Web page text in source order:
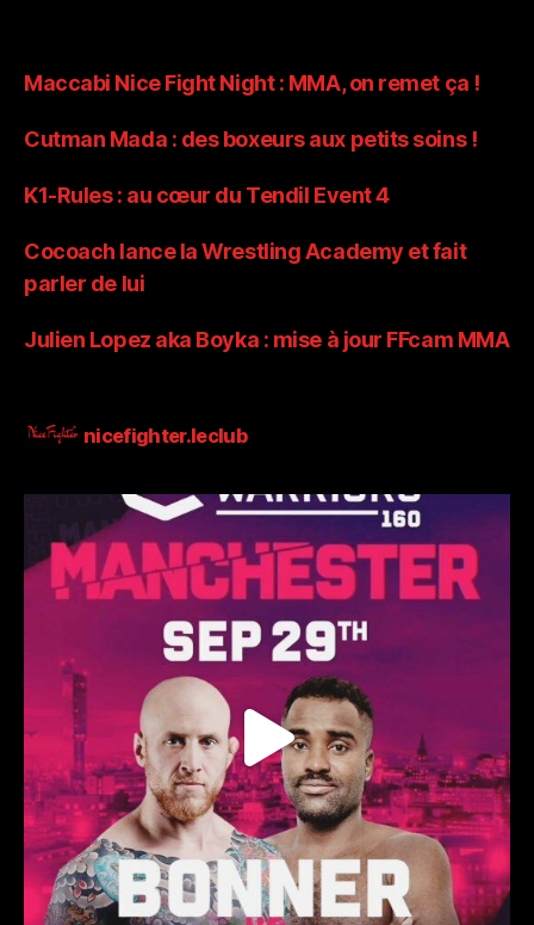
Maccabi Nice Fight Night : MMA, on remet ça !
Cutman Mada : des boxeurs aux petits soins !
K1-Rules : au cœur du Tendil Event 4
Cocoach lance la Wrestling Academy et fait
parler de lui
Julien Lopez aka Boyka : mise à jour FFcam MMA
nicefighter.leclub